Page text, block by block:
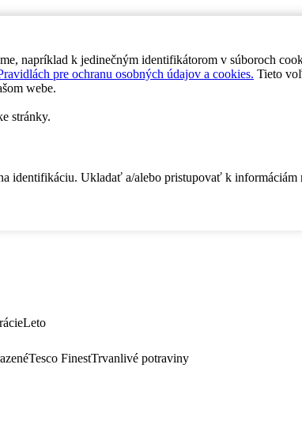
napríklad k jedinečným identifikátorom v súboroch
pre ochranu osobných údajov a cookies. Tieto
webe.
stránky.
Ukladať a/alebo pristupovať k informáciám
Leto
Tesco FinestTrvanlivé potraviny